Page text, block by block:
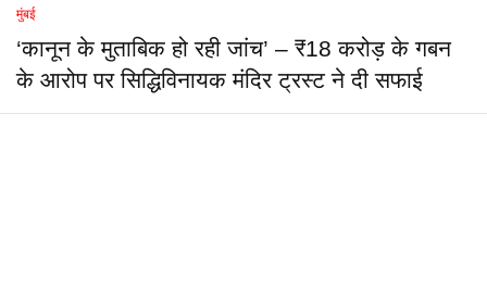
मुंबई
‘कानून के मुताबिक हो रही जांच’ – ₹18 करोड़ के गबन
के आरोप पर सिद्धिविनायक मंदिर ट्रस्ट ने दी सफाई